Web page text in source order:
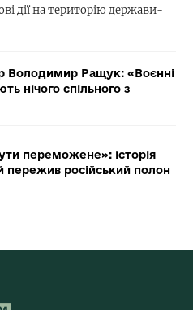
дії на територію держави-
Володимир Ращук: «Воєнні
нічого спільного з
переможене»: історія
пережив російський полон